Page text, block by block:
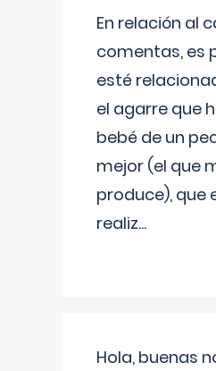
En relación al
comentas, es
esté
el agarre que
bebé de un
mejor (el que
produce), que
realiz...
Hola, buenas